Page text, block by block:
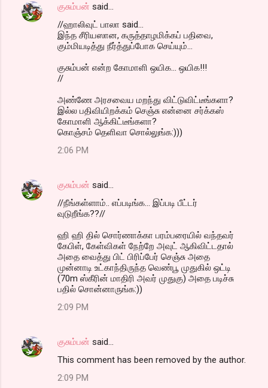
குசும்பன் said…
//ஹாலிவுட் பாலா said...
இந்த சீரியஸான, கருத்தாழமிக்கப் பதிவை,
கும்மியடித்து நீர்த்துப்போக செய்யும்...
குசும்பன் என்ற கோமாளி ஒயிக... ஒயிக!!!
//
அண்ணே அரசவைய மறந்து விட்டுவிட்டீங்களா?
இல்ல பதிவியிறக்கம் செஞ்சு என்னை சர்க்கஸ்
கோமாளி ஆக்கிட்டீங்களா?
கொஞ்சம் தெளிவா சொல்லுங்க:)))
2:06 PM
குசும்பன் said…
//நீங்கள்ளாம்.. எப்படிங்க... இப்படி பீட்டர்
வுடுறீங்க??//
ஹி ஹி தில் சொர்ணாக்கா பரம்பரையில் வந்தவர்
கேபிள், கேள்விகள் நேற்றே அவுட் ஆகிவிட்டதால்
அதை வைத்து பிட் பிரிப்பேர் செஞ்சு அதை
முன்னாடி உட்காந்திருந்த வெண்பூ முதுகில் ஒட்டி
(70m ஸ்கீரின் மாதிரி அவர் முதுகு) அதை படிச்சு
பதில் சொன்னாருங்க:))
2:09 PM
குசும்பன் said…
This comment has been removed by the author.
2:09 PM